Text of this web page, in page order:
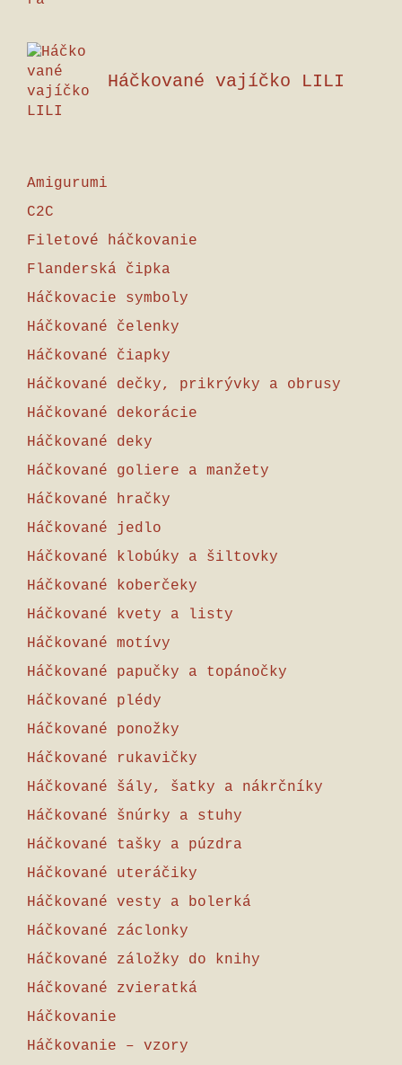
Háčkované vajíčko LILI
Amigurumi
C2C
Filetové háčkovanie
Flanderská čipka
Háčkovacie symboly
Háčkované čelenky
Háčkované čiapky
Háčkované dečky, prikrývky a obrusy
Háčkované dekorácie
Háčkované deky
Háčkované goliere a manžety
Háčkované hračky
Háčkované jedlo
Háčkované klobúky a šiltovky
Háčkované koberčeky
Háčkované kvety a listy
Háčkované motívy
Háčkované papučky a topánočky
Háčkované plédy
Háčkované ponožky
Háčkované rukavičky
Háčkované šály, šatky a nákrčníky
Háčkované šnúrky a stuhy
Háčkované tašky a púzdra
Háčkované uteráčiky
Háčkované vesty a bolerká
Háčkované záclonky
Háčkované záložky do knihy
Háčkované zvieratká
Háčkovanie
Háčkovanie – vzory